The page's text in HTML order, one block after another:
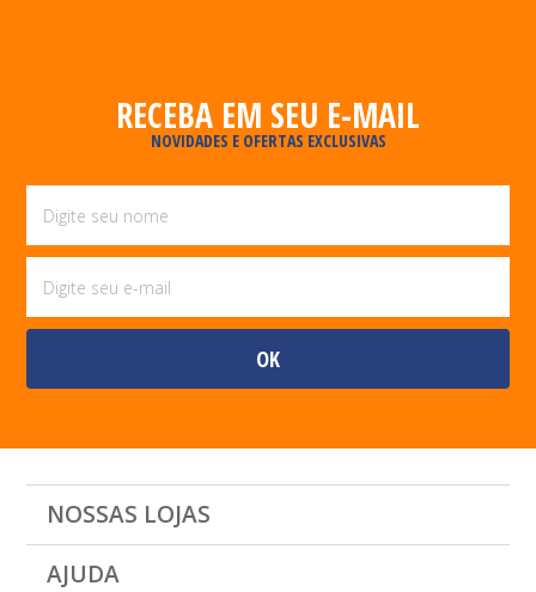
RECEBA EM SEU E-MAIL
NOVIDADES E OFERTAS EXCLUSIVAS
NOSSAS LOJAS
AJUDA